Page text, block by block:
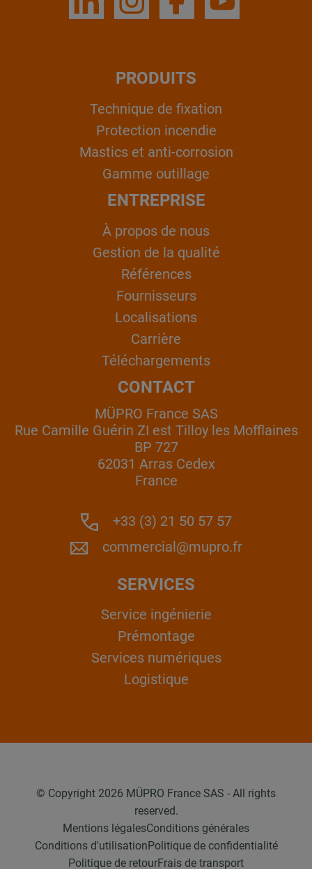
PRODUITS
Technique de fixation
Protection incendie
Mastics et anti-corrosion
Gamme outillage
ENTREPRISE
À propos de nous
Gestion de la qualité
Références
Fournisseurs
Localisations
Carrière
Téléchargements
CONTACT
MÜPRO France SAS
Rue Camille Guérin ZI est Tilloy les Mofflaines
BP 727
62031 Arras Cedex
France
+33 (3) 21 50 57 57
commercial@mupro.fr
SERVICES
Service ingénierie
Prémontage
Services numériques
Logistique
© Copyright 2026 MÜPRO France SAS - All rights
reserved.
Mentions légalesConditions générales
Conditions d'utilisationPolitique de confidentialité
Politique de retourFrais de transport